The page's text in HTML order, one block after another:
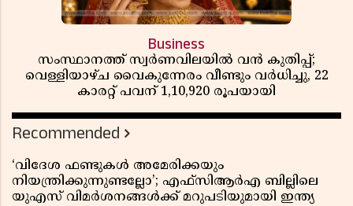
Business
സംസ്ഥാനത്ത് സ്വർണവിലയിൽ വൻ കുതിപ്പ്;
വെള്ളിയാഴ്ച വൈകുന്നേരം വീണ്ടും വർധിച്ചു, 22
കാരറ്റ് പവന് 1,10,920 രൂപയായി
Recommended
‘വിദേശ ഫണ്ടുകൾ അമേരിക്കയും
നിയന്ത്രിക്കുന്നുണ്ടല്ലോ’; എഫ്സിആർഎ ബില്ലിലെ
യുഎസ് വിമർശനങ്ങൾക്ക് മറുപടിയുമായി ഇന്ത്യ